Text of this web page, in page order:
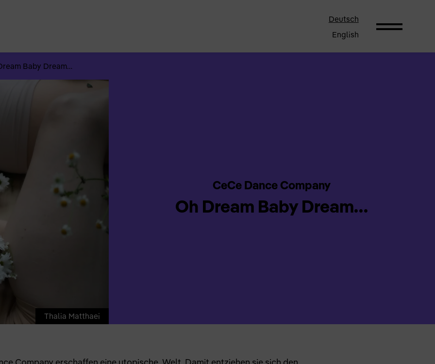
Deutsch
English
Baby Dream…
Thalia Matthaei
CeCe Dance Company
Oh Dream Baby Dream…